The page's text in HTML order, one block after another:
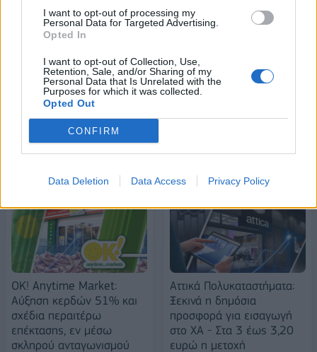
I want to opt-out of processing my
Personal Data for Targeted Advertising.
Opted In
I want to opt-out of Collection, Use,
Retention, Sale, and/or Sharing of my
Personal Data that Is Unrelated with the
Purposes for which it was collected.
Opted Out
CONFIRM
Data Deletion Data Access Privacy Policy
Alpha Bank: Για πρώτη φορά το Αρχαίο Θέατρο Επιδαύρου άνοιξε τις
πύλες του σε όλους
ΠΕΡΙΣΣΌΤΕΡΑ ΣΕ ΑΥΤΉ ΤΗΝ ΚΑΤΗΓΟΡΊΑ
OK! Anytime Market:
Αύξηση κερδών 51% και
σχέδια περαιτέρω
επέκτασης, εν μέσω
σκληρού ανταγωνισμού
Αττικά Πολυκαταστήματα:
Ξεκινά η δημόσια
προσφορά για εισαγωγή
στο ΧΑ - Στα 3 έως 3,20
ευρώ η μετοχή